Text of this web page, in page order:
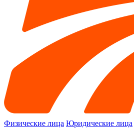
Физические лица Юридические лица